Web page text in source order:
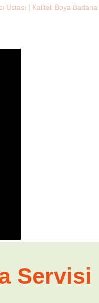
Ustası | Kaliteli Boya
Servisi